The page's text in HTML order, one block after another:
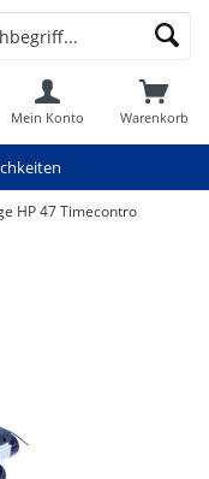
Warenkorb
Mein Konto
HP 47 Timecontrol 140